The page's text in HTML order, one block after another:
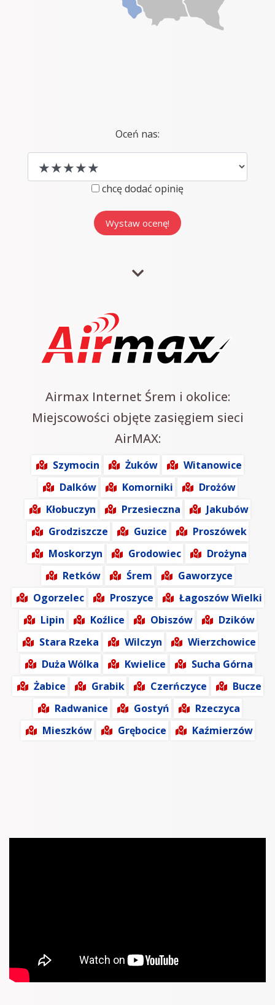
Oceń nas:
chcę dodać opinię
Airmax Internet Śrem i okolice:
Miejscowości objęte zasięgiem sieci
AirMAX:
Szymocin Żuków
Witanowice
Dalków
Komorniki
Drożów
Kłobuczyn
Przesieczna
Jakubów
Grodziszcze
Guzice
Proszówek
Moskorzyn
Grodowiec
Drożyna
Retków
Śrem
Gaworzyce
Ogorzelec
Proszyce
Łagoszów Wielki
Lipin
Koźlice Obiszów
Dzików
Stara Rzeka
Wilczyn
Wierzchowice
Duża Wólka
Kwielice
Sucha Górna
Żabice
Grabik Czerńczyce
Bucze
Radwanice
Gostyń
Rzeczyca
Mieszków
Grębocice Kaźmierzów